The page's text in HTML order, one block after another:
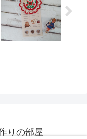
りの部屋